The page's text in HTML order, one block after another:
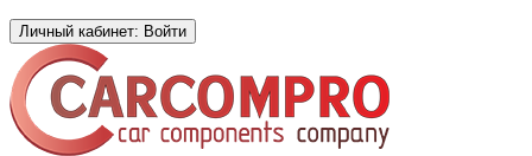
Личный кабинет: Войти